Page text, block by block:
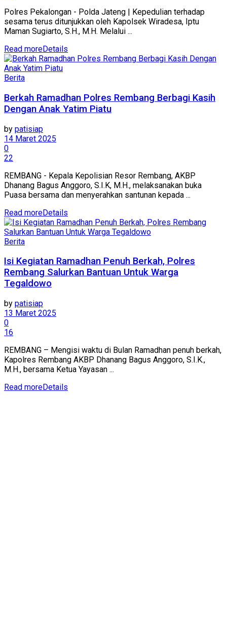
Polres Pekalongan - Polda Jateng | Kepedulian terhadap
sesama terus ditunjukkan oleh Kapolsek Wiradesa, Iptu
Maman Sugiarto, S.H., M.H. Melalui ...
Read moreDetails
Berita
Berkah Ramadhan Polres Rembang Berbagi Kasih
Dengan Anak Yatim Piatu
by patisiap
14 Maret 2025
0
22
REMBANG - Kepala Kepolisian Resor Rembang, AKBP
Dhanang Bagus Anggoro, S.I.K, M.H., melaksanakan buka
Puasa bersama dan menyerahkan santunan kepada ...
Read moreDetails
Berita
Isi Kegiatan Ramadhan Penuh Berkah, Polres
Rembang Salurkan Bantuan Untuk Warga
Tegaldowo
by patisiap
13 Maret 2025
0
16
REMBANG – Mengisi waktu di Bulan Ramadhan penuh berkah,
Kapolres Rembang AKBP Dhanang Bagus Anggoro, S.I.K.,
M.H., bersama Ketua Yayasan ...
Read moreDetails